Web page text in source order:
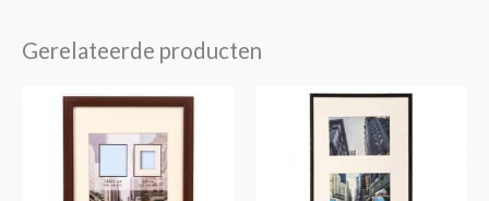
Gerelateerde producten
Prijsklasse:
€4,25
tot
€14,30
Dit